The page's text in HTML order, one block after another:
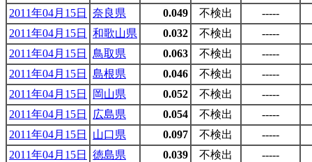
2011年04月15日
奈良県 0.049 不検出
-----
2011年04月15日
和歌山県 0.032 不検出
-----
2011年04月15日
鳥取県 0.063 不検出
-----
2011年04月15日
島根県 0.046 不検出
-----
2011年04月15日
岡山県 0.052 不検出
-----
2011年04月15日
広島県 0.054 不検出
-----
2011年04月15日
山口県 0.097 不検出
-----
2011年04月15日
徳島県 0.039 不検出
-----